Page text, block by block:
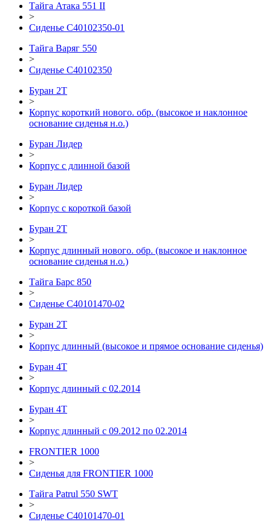
Тайга Атака 551 II
>
Сиденье С40102350-01
Тайга Варяг 550
>
Сиденье С40102350
Буран 2Т
>
Корпус короткий нового. обр. (высокое и наклонное
основание сиденья н.о.)
Буран Лидер
>
Корпус с длинной базой
Буран Лидер
>
Корпус с короткой базой
Буран 2Т
>
Корпус длинный нового. обр. (высокое и наклонное
основание сиденья н.о.)
Тайга Барс 850
>
Сиденье С40101470-02
Буран 2Т
>
Корпус длинный (высокое и прямое основание сиденья)
Буран 4Т
>
Корпус длинный с 02.2014
Буран 4Т
>
Корпус длинный с 09.2012 по 02.2014
FRONTIER 1000
>
Сиденья для FRONTIER 1000
Тайга Patrul 550 SWT
>
Сиденье С40101470-01